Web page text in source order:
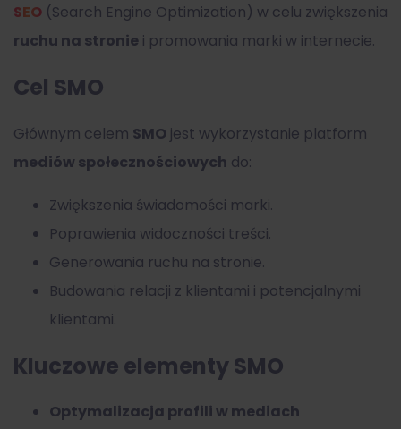
SEO (Search Engine Optimization) w celu zwiększenia
ruchu na stronie i promowania marki w internecie.
Cel SMO
Głównym celem SMO jest wykorzystanie platform
mediów społecznościowych do:
Zwiększenia świadomości marki.
Poprawienia widoczności treści.
Generowania ruchu na stronie.
Budowania relacji z klientami i potencjalnymi
klientami.
Kluczowe elementy SMO
Optymalizacja profili w mediach